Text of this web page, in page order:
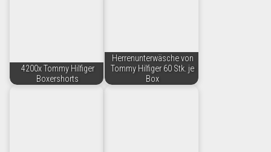
4200x Tommy Hilfiger
Boxershorts
Herrenunterwäsche von
Tommy Hilfiger 60 Stk. je
Box